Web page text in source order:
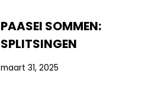
PAASEI SOMMEN:
SPLITSINGEN
maart 31, 2025